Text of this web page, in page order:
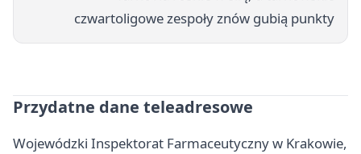
czwartoligowe zespoły znów gubią punkty
Przydatne dane teleadresowe
Wojewódzki Inspektorat Farmaceutyczny w Krakowie,